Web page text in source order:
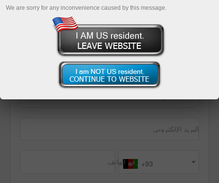
أوافق على شروط الاتفاقية وأؤكد أن عمري 18 عامًا
البريد الإلكتروني
+93 رقم الهاتف
We are sorry for any inconvenience caused by this message.